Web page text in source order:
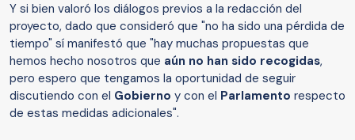
Y si bien valoró los diálogos previos a la redacción del
proyecto, dado que consideró que "no ha sido una pérdida de
tiempo" sí manifestó que "hay muchas propuestas que
hemos hecho nosotros que aún no han sido recogidas,
pero espero que tengamos la oportunidad de seguir
discutiendo con el Gobierno y con el Parlamento respecto
de estas medidas adicionales".